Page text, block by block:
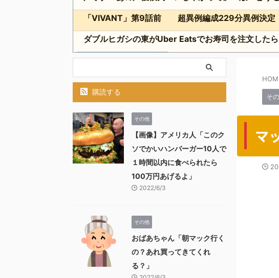
そ
マ
購読する
その他
【画像】アメリカ人「このク
ソでかいハンバーガー10人で
１時間以内に食べられたら
100万円あげるよ」
2022/6/3
その他
おばあちゃん「朝マック行く
の？あれ買ってきてくれ
る？」